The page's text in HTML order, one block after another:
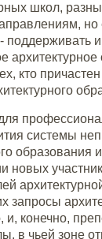
школ,
поддерживать
кто
системы
образования
новых
запросы
и, конечно,
в чьей зоне